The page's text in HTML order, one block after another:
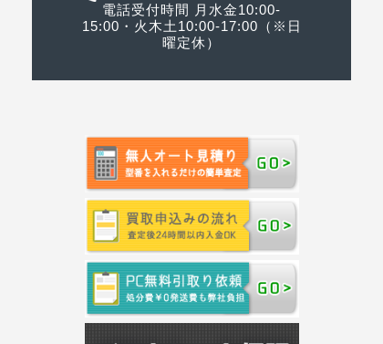
電話受付時間 月水金10:00-
15:00・火木土10:00-17:00（※日
曜定休）